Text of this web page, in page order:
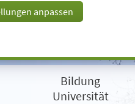
anpassen
Bildung
Universität